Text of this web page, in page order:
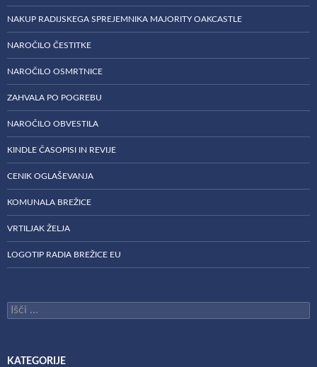
NAKUP RADIJSKEGA SPREJEMNIKA MAJORITY OAKCASTLE
NAROČILO ČESTITKE
NAROČILO OSMRTNICE
ZAHVALA PO POGREBU
NAROČILO OBVESTILA
KINDLE ČASOPISI IN REVIJE
CENIK OGLAŠEVANJA
KOMUNALA BREŽICE
VRTILJAK ŽELJA
LOGOTIP RADIA BREŽICE EU
Išči:
KATEGORIJE